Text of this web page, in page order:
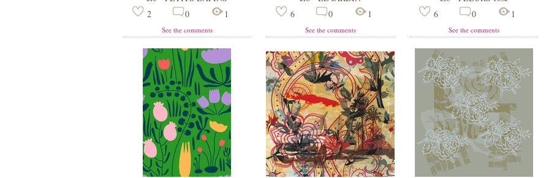
2
0 1
See the comments
6
0 1
See the comments
6
0 1
See the comments